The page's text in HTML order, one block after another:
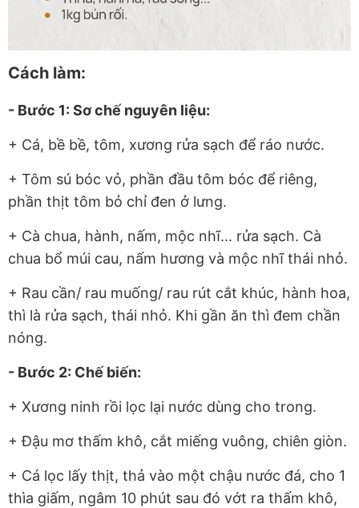
Cách làm:
- Bước 1: Sơ chế nguyên liệu:
+ Cá, bề bề, tôm, xương rửa sạch để ráo nước.
+ Tôm sú bóc vỏ, phần đầu tôm bóc để riêng,
phần thịt tôm bỏ chỉ đen ở lưng.
+ Cà chua, hành, nấm, mộc nhĩ... rửa sạch. Cà
chua bổ múi cau, nấm hương và mộc nhĩ thái nhỏ.
+ Rau cần/ rau muống/ rau rút cắt khúc, hành hoa,
thì là rửa sạch, thái nhỏ. Khi gần ăn thì đem chần
nóng.
- Bước 2: Chế biến:
+ Xương ninh rồi lọc lại nước dùng cho trong.
+ Đậu mơ thấm khô, cắt miếng vuông, chiên giòn.
+ Cá lọc lấy thịt, thả vào một chậu nước đá, cho 1
thìa giấm, ngâm 10 phút sau đó vớt ra thấm khô,